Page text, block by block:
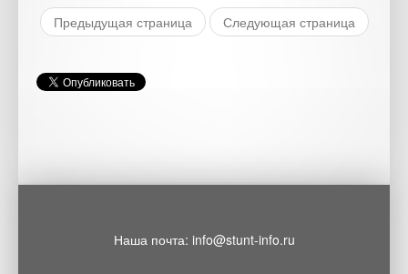
Предыдущая страница Следующая страница
Наша почта: info@stunt-info.ru